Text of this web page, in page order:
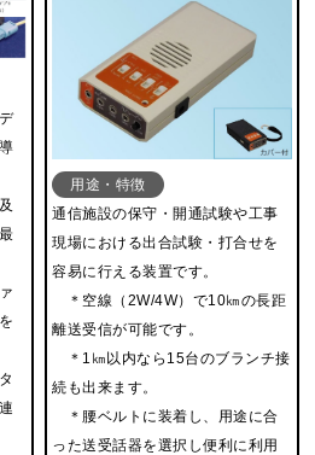
用途・特徴
通信施設の保守・開通試験や工事
現場における出合試験・打合せを
容易に行える装置です。
＊空線（2W/4W）で10㎞の長距
離送受信が可能です。
＊1㎞以内なら15台のブランチ接
続も出来ます。
＊腰ベルトに装着し、用途に合
った送受話器を選択し便利に利用